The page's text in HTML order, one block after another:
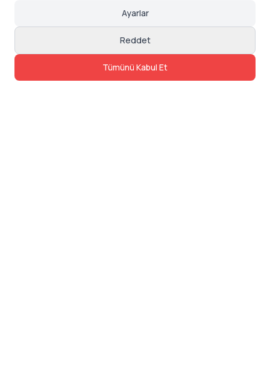
Ayarlar
Reddet
Tümünü Kabul Et